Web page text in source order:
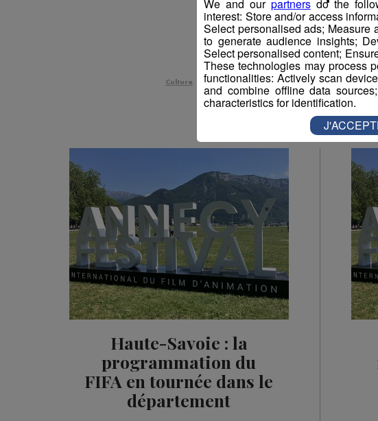
Culture
Haute-Savoie : la
programmation du
FIFA en tournée dans le
département
We and our partnersdo the
interest: Store and/or access
Select personalised ads; Measure
to generate audience insights;
Select personalised content;
These technologies may process
functionalities: Actively scan
and combine offline data
characteristics for identification.